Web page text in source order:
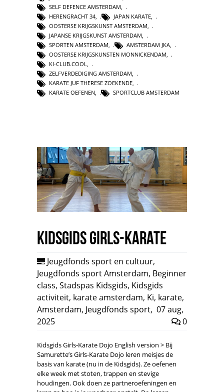
SELF DEFENCE AMSTERDAM
HERENGRACHT 34
JAPAN KARATE
OOSTERSE KRIJGSKUNST AMSTERDAM
JAPANSE KRIJGSKUNST AMSTERDAM
SPORTEN AMSTERDAM
AMSTERDAM JKA
OOSTERSE KRIJGSKUNSTEN MONNICKENDAM,
KI-CLUB.COOL,
ZELFVERDEDIGING AMSTERDAM,
KARATE JUF THERESE ZOEKENDE,
KARATE OEFENEN, SPORTCLUB AMSTERDAM
Kidsgids Girls-Karate
Jeugdfonds sport en cultuur,
Jeugdfonds sport Amsterdam, Beginner
class, Stadspas Kidsgids, Kidsgids
activiteit, karate amsterdam, Ki, karate,
Amsterdam, Jeugdfonds sport, 07 aug,
2025
0
Kidsgids Girls-Karate Dojo English version > Bij
Samurette’s Girls-Karate Dojo leren meisjes de
basis van karate (nu in de Kidsgids). Ze oefenen
elke week met stoten, trappen en stevige
houdingen. Ook doen ze partneroefeningen en